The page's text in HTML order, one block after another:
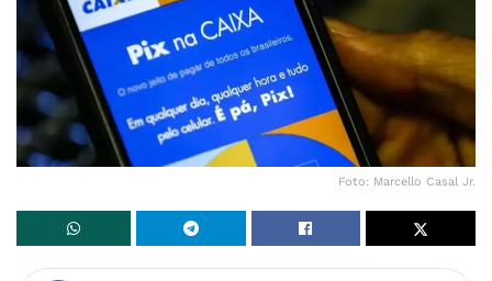
Foto: Marcello Casal Jr.